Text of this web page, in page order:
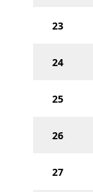
23
24
25
26
27